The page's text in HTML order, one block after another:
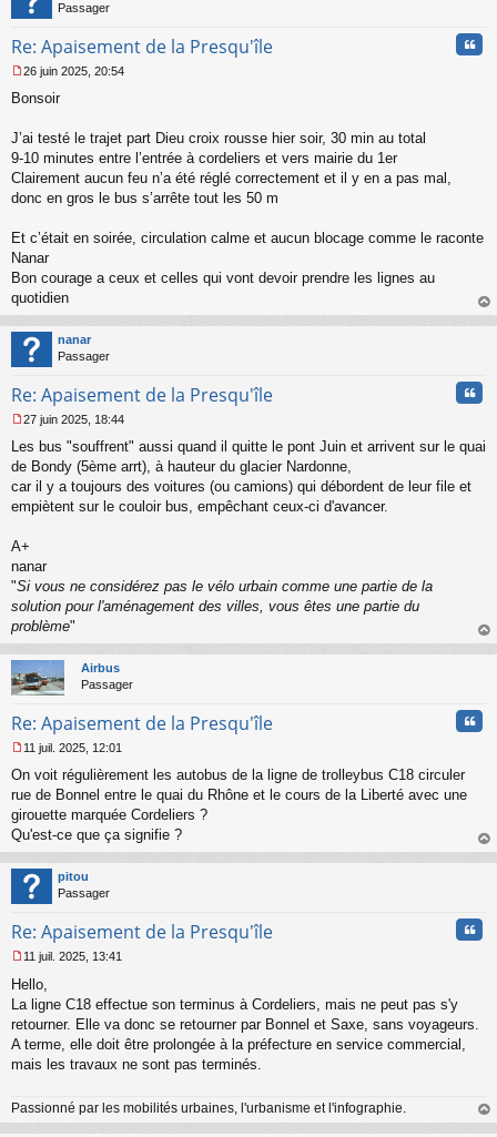
Passager
Re: Apaisement de la Presqu'île
e
s
a
g
e
n
n
u
26 juin 2025, 20:54
Bonsoir
J’ai testé le trajet part Dieu croix rousse hier soir, 30 min au total
9-10 minutes entre l’entrée à cordeliers et vers mairie du 1er
Clairement aucun feu n’a été réglé correctement et il y en a pas mal,
donc en gros le bus s’arrête tout les 50 m
Et c’était en soirée, circulation calme et aucun blocage comme le raconte
Nanar
Bon courage a ceux et celles qui vont devoir prendre les lignes au
quotidien
au
nanar
Passager
Re: Apaisement de la Presqu'île
e
s
s
g
n
o
n
u
27 juin 2025, 18:44
Les bus "souffrent" aussi quand il quitte le pont Juin et arrivent sur le quai
de Bondy (5ème arrt), à hauteur du glacier Nardonne,
car il y a toujours des voitures (ou camions) qui débordent de leur file et
empiètent sur le couloir bus, empêchant ceux-ci d'avancer.
A+
nanar
"Si vous ne considérez pas le vélo urbain comme une partie de la
solution pour l'aménagement des villes, vous êtes une partie du
problème"
au
Airbus
Passager
Re: Apaisement de la Presqu'île
e
s
s
g
n
o
l
u
11 juil. 2025, 12:01
On voit régulièrement les autobus de la ligne de trolleybus C18 circuler
rue de Bonnel entre le quai du Rhône et le cours de la Liberté avec une
girouette marquée Cordeliers ?
Qu'est-ce que ça signifie ?
au
pitou
Passager
Re: Apaisement de la Presqu'île
e
s
s
g
e
11 juil. 2025, 13:41
Hello,
La ligne C18 effectue son terminus à Cordeliers, mais ne peut pas s'y
retourner. Elle va donc se retourner par Bonnel et Saxe, sans voyageurs.
A terme, elle doit être prolongée à la préfecture en service commercial,
mais les travaux ne sont pas terminés.
Passionné par les mobilités urbaines, l'urbanisme et l'infographie.
au